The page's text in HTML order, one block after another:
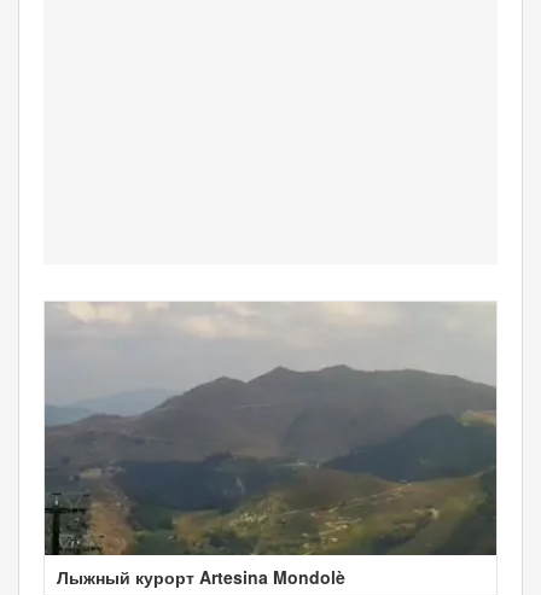
Лыжный курорт Artesina Mondolè